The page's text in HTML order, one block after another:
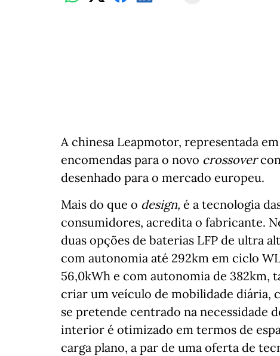
A chinesa Leapmotor, representada
encomendas para o novo crossover
desenhado para o mercado europeu.
Mais do que o design, é a tecnologia
consumidores, acredita o fabricante.
duas opções de baterias LFP de ultra
com autonomia até 292km em ciclo
56,0kWh e com autonomia de 382km,
criar um veículo de mobilidade diária,
se pretende centrado na necessidade
interior é otimizado em termos de
carga plano, a par de uma oferta de